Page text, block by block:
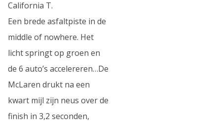
California T.
Een brede asfaltpiste in de
middle of nowhere. Het
licht springt op groen en
de 6 auto’s accelereren…De
McLaren drukt na een
kwart mijl zijn neus over de
finish in 3,2 seconden,